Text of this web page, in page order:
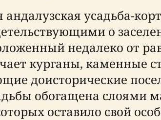
усадьба-
о
недалеко от
курганы, каменные
доисторические
обогащена слоями
оставило свой